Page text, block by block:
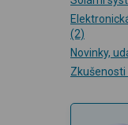
(2)
Novinky,